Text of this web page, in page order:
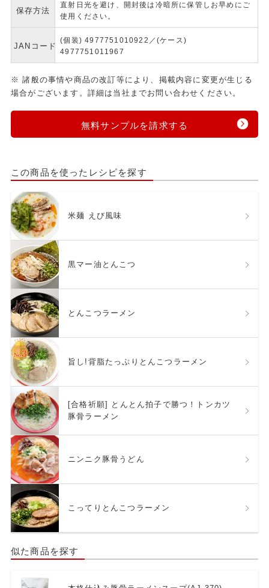
保存方法
直射日光を避け、開封後は冷暗所に保管しお早めにご
使用ください。
JANコード
(個装) 4977751010922／(ケース)
4977751011967
※ 諸般の事情や商品の改訂等により、掲載内容に変更が生じる
場合がございます。詳細は当社までお問い合わせください。
無料サンプルを請求する
この商品を使ったレシピを探す
米麺 えび風味
黒マー油とんこつ
とんこつラーメン
旨し!背脂たっぷりとんこつラーメン
[合格祈願] とんとん拍子で勝つ！トンカツ
豚骨ラーメン
ニンニク豚骨うどん
こってりとんこつラーメン
似た商品を探す